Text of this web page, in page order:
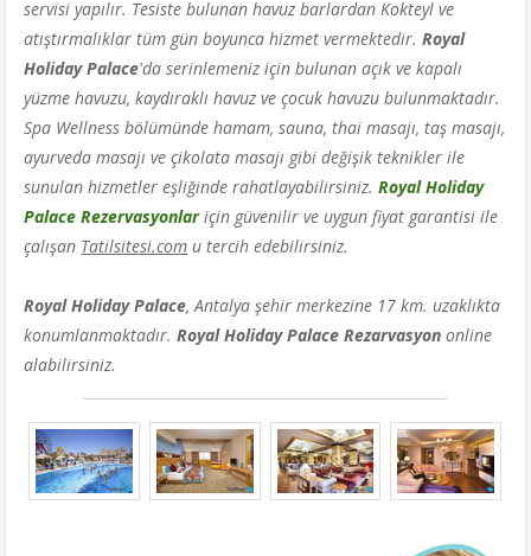
servisi yapılır. Tesiste bulunan havuz barlardan Kokteyl ve
atıştırmalıklar tüm gün boyunca hizmet vermektedir.Royal
Holiday Palace'daserinlemeniz için bulunan açık ve kapalı
yüzme havuzu, kaydıraklı havuz ve çocuk havuzu bulunmaktadır.
Spa Wellness bölümünde hamam, sauna, thai masajı, taş masajı,
ayurveda masajı ve çikolata masajı gibi değişik teknikler ile
sunulan hizmetler eşliğinde rahatlayabilirsiniz.Royal Holiday
Palace Rezervasyonlar için güvenilir ve uygun fiyat garantisi ile
çalışan Tatilsitesi.com u tercih edebilirsiniz.
Royal Holiday Palace, Antalya şehir merkezine 17 km. uzaklıkta
konumlanmaktadır.Royal Holiday Palace Rezarvasyon online
alabilirsiniz.